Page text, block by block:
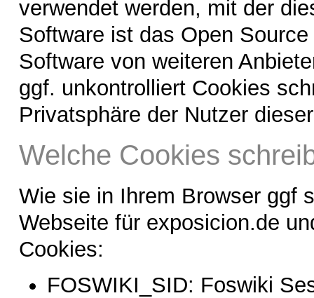
verwendet werden, mit der
Software ist das Open
Software von weiteren
ggf. unkontrolliert Cookies
Privatsphäre der Nutzer
Welche Cookies
Wie sie in Ihrem Browser ggf
Webseite für exposicion.de
Cookies:
FOSWIKI_SID: Foswiki